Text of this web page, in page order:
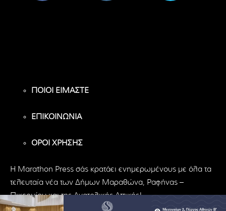
ΠΟΙΟΙ ΕΙΜΑΣΤΕ
ΕΠΙΚΟΙΝΩΝΙΑ
ΟΡΟΙ ΧΡΗΣΗΣ
H Marathon Press σάς κρατάει ενημερωμένους με όλα τα
τελευταία νέα των Δήμων Μαραθώνα, Ραφήνας –
Πικερμίου και της Ανατολικής Αττικής!